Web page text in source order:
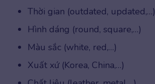
Thời gian (outdated, updated,…)
Hình dáng (round, square,…)
Màu sắc (white, red,…)
Xuất xứ (Korea, China,…)